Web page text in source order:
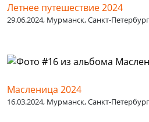
Летнее путешествие 2024
29.06.2024, Мурманск, Санкт-Петербург
Масленица 2024
16.03.2024, Мурманск, Санкт-Петербург